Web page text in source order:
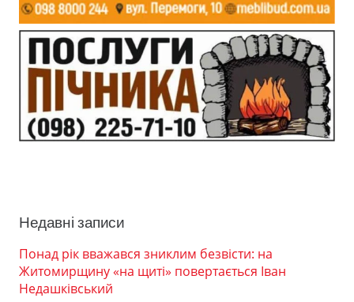
Недавні записи
Понад рік вважався зниклим безвісти: на
Житомирщину «на щиті» повертається Іван
Недашківський